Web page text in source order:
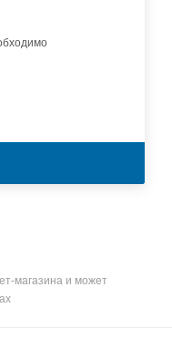
магазина и может